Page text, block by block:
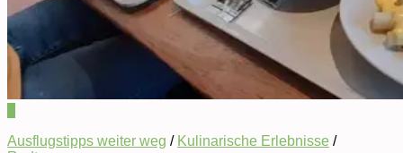
Ausflugstipps weiter weg / Kulinarische Erlebnisse /